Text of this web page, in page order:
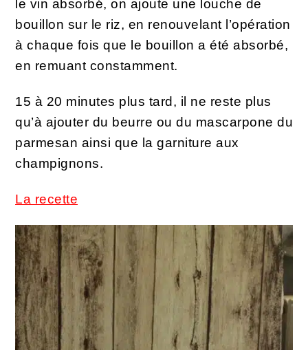
le vin absorbé, on ajoute une louche de
bouillon sur le riz, en renouvelant l’opération
à chaque fois que le bouillon a été absorbé,
en remuant constamment.
15 à 20 minutes plus tard, il ne reste plus
qu’à ajouter du beurre ou du mascarpone du
parmesan ainsi que la garniture aux
champignons.
La recette